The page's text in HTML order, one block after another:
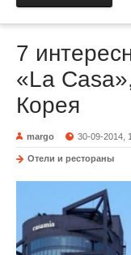
7
«La
Корея
margo 30-09-2014,
Отели и рестораны